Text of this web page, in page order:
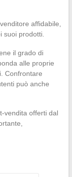
affidabile,
suoi prodotti.
il grado di
alle proprie
Confrontare
può anche
vendita offerti dal